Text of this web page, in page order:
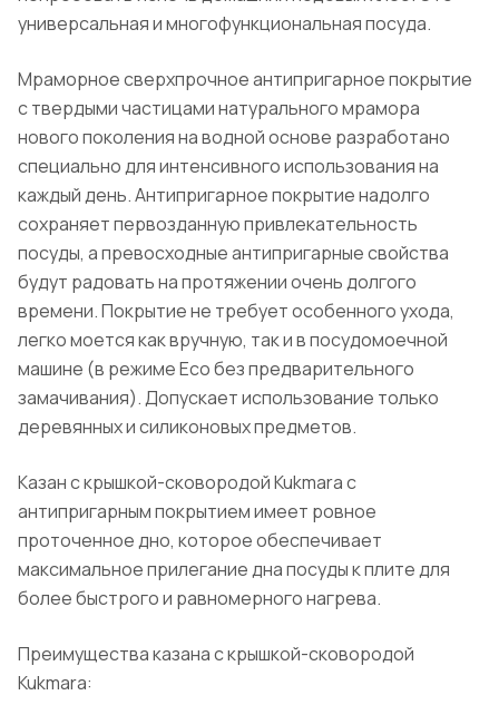
универсальная и многофункциональная посуда.
Мраморное сверхпрочное антипригарное покрытие
с твердыми частицами натурального мрамора
нового поколения на водной основе разработано
специально для интенсивного использования на
каждый день. Антипригарное покрытие надолго
сохраняет первозданную привлекательность
посуды, а превосходные антипригарные свойства
будут радовать на протяжении очень долгого
времени. Покрытие не требует особенного ухода,
легко моется как вручную, так и в посудомоечной
машине (в режиме Eco без предварительного
замачивания). Допускает использование только
деревянных и силиконовых предметов.
Казан с крышкой-сковородой Kukmara с
антипригарным покрытием имеет ровное
проточенное дно, которое обеспечивает
максимальное прилегание дна посуды к плите для
более быстрого и равномерного нагрева.
Преимущества казана с крышкой-сковородой
Kukmara: